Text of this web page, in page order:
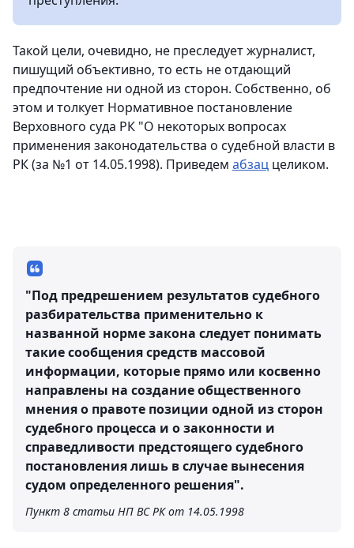
Такой цели, очевидно, не преследует журналист,
пишущий объективно, то есть не отдающий
предпочтение ни одной из сторон. Собственно, об
этом и толкует Нормативное постановление
Верховного суда РК "О некоторых вопросах
применения законодательства о судебной власти в
РК (за №1 от 14.05.1998). Приведем абзац целиком.
"Под предрешением результатов судебного
разбирательства применительно к
названной норме закона следует понимать
такие сообщения средств массовой
информации, которые прямо или косвенно
направлены на создание общественного
мнения о правоте позиции одной из сторон
судебного процесса и о законности и
справедливости предстоящего судебного
постановления лишь в случае вынесения
судом определенного решения".
Пункт 8 статьи НП ВС РК от 14.05.1998